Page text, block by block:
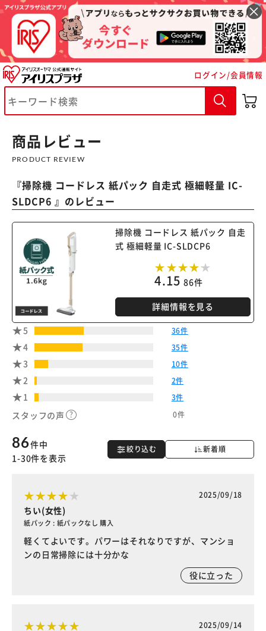
ログイン/会員情報
商品レビュー
PRODUCT REVIEW
『掃除機 コードレス 紙パック 自走式 極細軽量 IC-
SLDCP6 』のレビュー
掃除機 コードレス 紙パック 自走
式 極細軽量 IC-SLDCP6
4.15 86件
詳細情報を見る
5 36件
4 35件
3 10件
2 2件
1 3件
スタッフの声 0件
絞り込む 新着順
86件中
1-30件を表示
2025/09/18
ちい(女性)
紙パック : 紙パックなし 購入
軽くてよいです。パワーはそれなりですが、マンショ
ンの日常掃除には十分かな
役に立った
2025/09/14
※ご確認ください
カートに入れる 購入手続きへ